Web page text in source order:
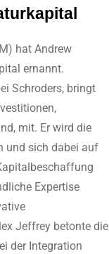
hat Andrew
ernannt.
Schroders, bringt
mit. Er wird die
und sich dabei auf
Expertise
Jeffrey betonte die
der Integration